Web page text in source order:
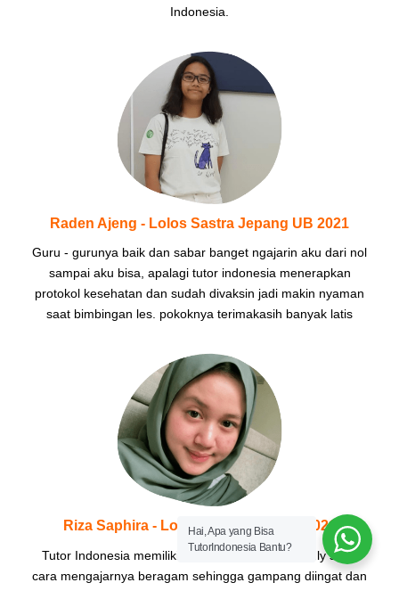
Indonesia.
Raden Ajeng - Lolos Sastra Jepang UB 2021
Guru - gurunya baik dan sabar banget ngajarin aku dari nol
sampai aku bisa, apalagi tutor indonesia menerapkan
protokol kesehatan dan sudah divaksin jadi makin nyaman
saat bimbingan les. pokoknya terimakasih banyak latis
Riza Saphira - Lolos Hukum UNAIR 2021
Tutor Indonesia memiliki tutor yang sangat friendly serta
cara mengajarnya beragam sehingga gampang diingat dan
Hai, Apa yang Bisa
TutorIndonesia Bantu?